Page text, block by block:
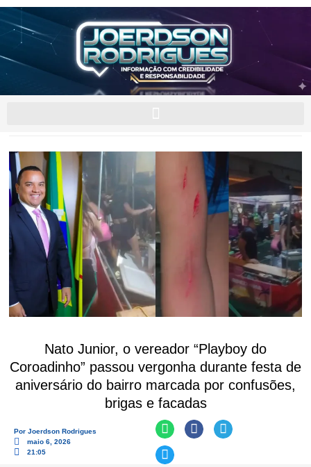
Nato Junior, o vereador “Playboy do
Coroadinho” passou vergonha durante festa de
aniversário do bairro marcada por confusões,
brigas e facadas
Por Joerdson Rodrigues
maio 6, 2026
21:05